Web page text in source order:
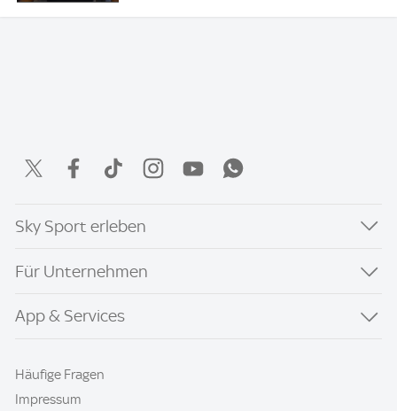
Sky Sport erleben
Für Unternehmen
App & Services
Häufige Fragen
Impressum